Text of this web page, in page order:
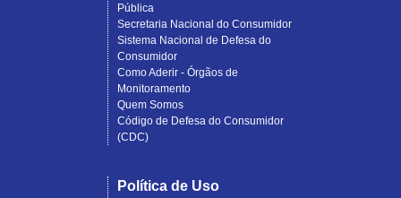
Pública
Secretaria Nacional do Consumidor
Sistema Nacional de Defesa do
Consumidor
Como Aderir - Órgãos de
Monitoramento
Quem Somos
Código de Defesa do Consumidor
(CDC)
Política de Uso